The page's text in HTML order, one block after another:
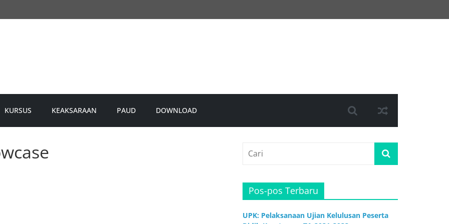
KURSUS KEAKSARAAN PAUD DOWNLOAD
Pos-pos Terbaru
UPK: Pelaksanaan Ujian Kelulusan Peserta